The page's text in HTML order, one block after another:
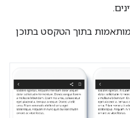
בתוך הטקסט בתוכן